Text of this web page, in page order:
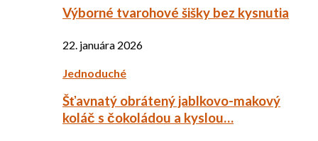
Výborné tvarohové šišky bez kysnutia
22. januára 2026
Jednoduché
Šťavnatý obrátený jablkovo-makový
koláč s čokoládou a kyslou…